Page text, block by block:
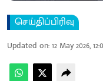
செய்திப்பிரிவு
Updated on:12 May 2026,